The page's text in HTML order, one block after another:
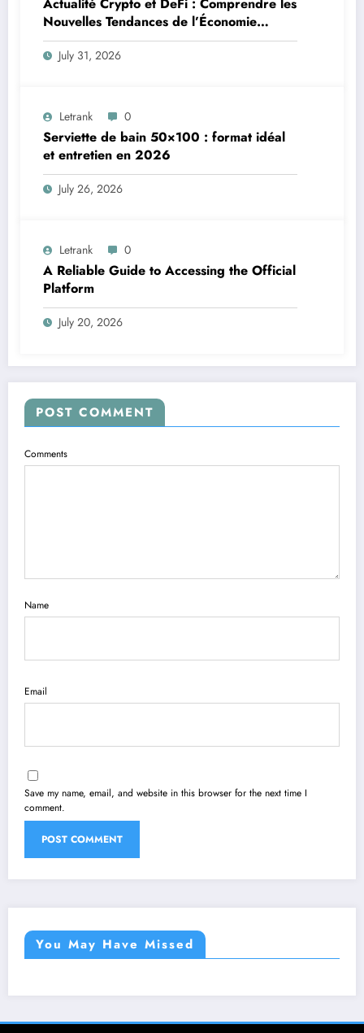
Nouvelles Tendances de l’Économie
Numérique
July 31, 2026
Letrank 0
Serviette de bain 50×100 : format idéal
et entretien en 2026
July 26, 2026
Letrank 0
A Reliable Guide to Accessing the Official
Platform
July 20, 2026
POST COMMENT
Comments
Name
Email
Save my name, email, and website in this browser for the next time I
comment.
You May Have Missed